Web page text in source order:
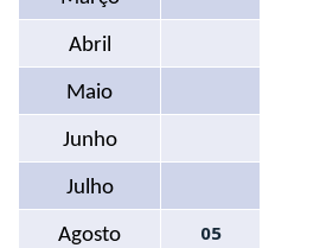
Abril
Maio
Junho
Julho
Agosto 05